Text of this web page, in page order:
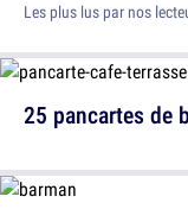
Les plus lus par nos
25 pancartes de